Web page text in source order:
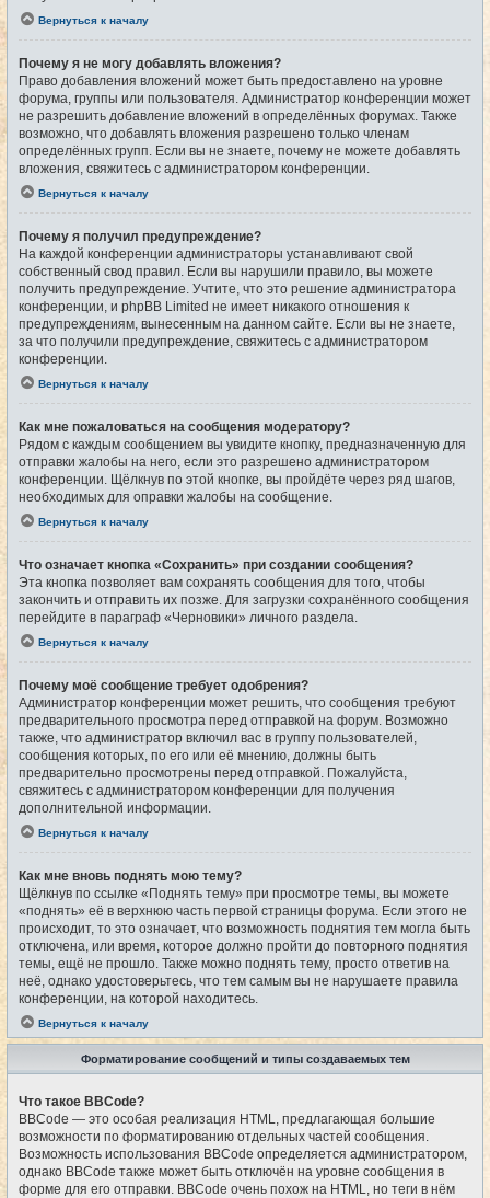
Вернуться к началу
Почему я не могу добавлять вложения?
Право добавления вложений может быть предоставлено на уровне
форума, группы или пользователя. Администратор конференции может
не разрешить добавление вложений в определённых форумах. Также
возможно, что добавлять вложения разрешено только членам
определённых групп. Если вы не знаете, почему не можете добавлять
вложения, свяжитесь с администратором конференции.
Вернуться к началу
Почему я получил предупреждение?
На каждой конференции администраторы устанавливают свой
собственный свод правил. Если вы нарушили правило, вы можете
получить предупреждение. Учтите, что это решение администратора
конференции, и phpBB Limited не имеет никакого отношения к
предупреждениям, вынесенным на данном сайте. Если вы не знаете,
за что получили предупреждение, свяжитесь с администратором
конференции.
Вернуться к началу
Как мне пожаловаться на сообщения модератору?
Рядом с каждым сообщением вы увидите кнопку, предназначенную для
отправки жалобы на него, если это разрешено администратором
конференции. Щёлкнув по этой кнопке, вы пройдёте через ряд шагов,
необходимых для оправки жалобы на сообщение.
Вернуться к началу
Что означает кнопка «Сохранить» при создании сообщения?
Эта кнопка позволяет вам сохранять сообщения для того, чтобы
закончить и отправить их позже. Для загрузки сохранённого сообщения
перейдите в параграф «Черновики» личного раздела.
Вернуться к началу
Почему моё сообщение требует одобрения?
Администратор конференции может решить, что сообщения требуют
предварительного просмотра перед отправкой на форум. Возможно
также, что администратор включил вас в группу пользователей,
сообщения которых, по его или её мнению, должны быть
предварительно просмотрены перед отправкой. Пожалуйста,
свяжитесь с администратором конференции для получения
дополнительной информации.
Вернуться к началу
Как мне вновь поднять мою тему?
Щёлкнув по ссылке «Поднять тему» при просмотре темы, вы можете
«поднять» её в верхнюю часть первой страницы форума. Если этого не
происходит, то это означает, что возможность поднятия тем могла быть
отключена, или время, которое должно пройти до повторного поднятия
темы, ещё не прошло. Также можно поднять тему, просто ответив на
неё, однако удостоверьтесь, что тем самым вы не нарушаете правила
конференции, на которой находитесь.
Вернуться к началу
Форматирование сообщений и типы создаваемых тем
Что такое BBCode?
BBCode — это особая реализация HTML, предлагающая большие
возможности по форматированию отдельных частей сообщения.
Возможность использования BBCode определяется администратором,
однако BBCode также может быть отключён на уровне сообщения в
форме для его отправки. BBCode очень похож на HTML, но теги в нём